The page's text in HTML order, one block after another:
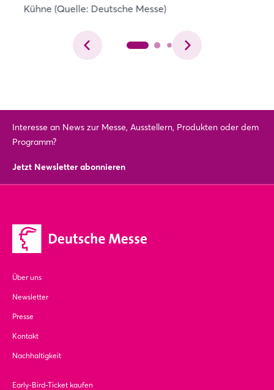
Kühne (Quelle: Deutsche Messe)
Interesse an News zur Messe, Ausstellern, Produkten oder dem
Programm?
Jetzt Newsletter abonnieren
Über uns
Newsletter
Presse
Kontakt
Nachhaltigkeit
Early-Bird-Ticket kaufen